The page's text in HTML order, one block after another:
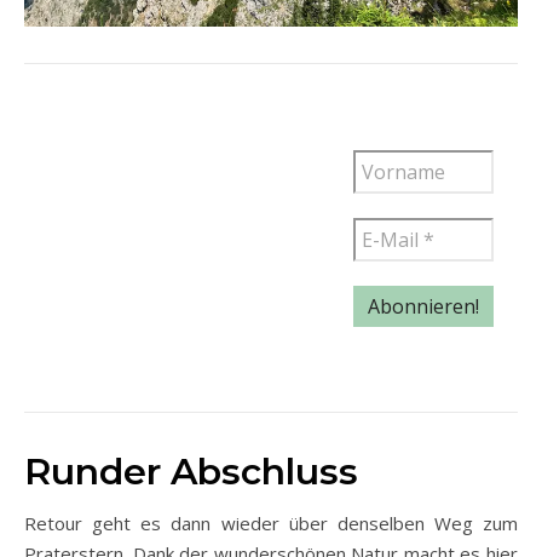
Runder Abschluss
Retour geht es dann wieder über denselben Weg zum